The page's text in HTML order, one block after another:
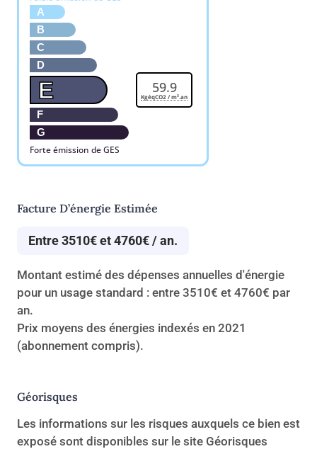
A
B
C
D
E
F
G
Forte émission de GES
59.9
KgéqCO2 / m².an
Facture D’énergie Estimée
Entre 3510€ et 4760€ / an.
Montant estimé des dépenses annuelles d'énergie
pour un usage standard : entre 3510€ et 4760€ par
an.
Prix moyens des énergies indexés en 2021
(abonnement compris).
Géorisques
Les informations sur les risques auxquels ce bien est
exposé sont disponibles sur le site Géorisques